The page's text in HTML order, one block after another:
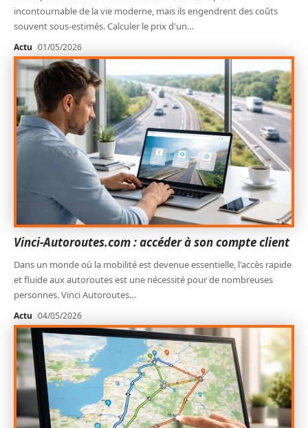
incontournable de la vie moderne, mais ils engendrent des coûts
souvent sous-estimés. Calculer le prix d'un…
Actu 01/05/2026
Vinci-Autoroutes.com : accéder à son compte client
Dans un monde où la mobilité est devenue essentielle, l'accès rapide
et fluide aux autoroutes est une nécessité pour de nombreuses
personnes. Vinci Autoroutes…
Actu 04/05/2026